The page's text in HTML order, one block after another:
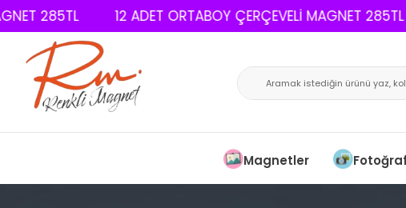
285TL 12 ADET ORTABOY ÇERÇEVELİ MAGNET 285TL
Magnetler